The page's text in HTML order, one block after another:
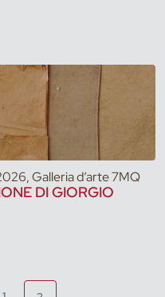
Galleria d’arte 7MQ
DI GIORGIO